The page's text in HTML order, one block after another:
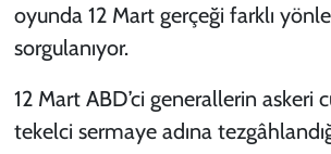
oyunda 12 Mart gerçeği farklı
sorgulanıyor.
12 Mart ABD’ci generallerin askeri
tekelci sermaye adına